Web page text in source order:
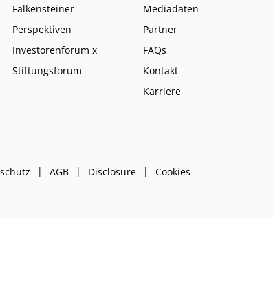
Falkensteiner
Perspektiven
Investorenforum x
Stiftungsforum
Mediadaten
Partner
FAQs
Kontakt
Karriere
AGB Disclosure Cookies